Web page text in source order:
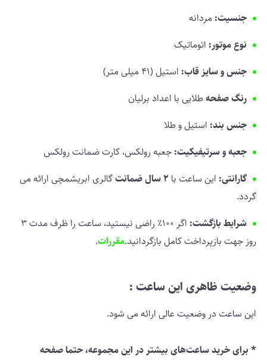
جنسیت: مردانه
نوع موتور: اتوماتیک
جنس و سایز قاب: استیل (41 میلی متر)
رنگ صفحهطلایی با اعداد برلیان
جنس بند: استیل و طلا
جعبه و سرتیفیکیت: جعبه رولکس، کارت ضمانت رولکس
گارانتی: این ساعت با 2 سال ضمانت
گالری ابریشمچی ارائه می
گردد.
شرایط بازگشت:
اگر 100٪ راضی نیستید، ساعت را ظرف مدت 3
روز جهت بازپرداخت کامل بازگردانید.مقررات.
وضعیت ظاهری این ساعت :
این ساعت در وضعیت عالی ارائه می شود.
* برای خرید ساعت‌های بیشتر در این مجموعه، حتما صفحه